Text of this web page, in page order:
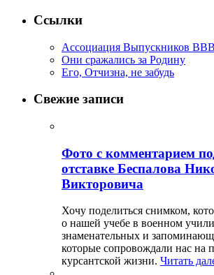
Ссылки
Ассоциация Выпускников
Они сражались за Родину
Его, Отчизна, не забудь
Свежие записи
Фото с комментарием
отставке Беспалова
Викторовича
Хочу поделиться снимком,
о нашей учебе в военном
знаменательных и
которые сопровождали нас на
курсантской жизни. Читать